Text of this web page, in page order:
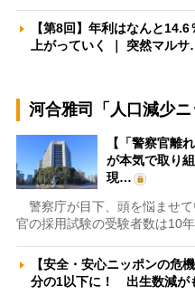
【第8回】年利はなんと
上がっていく ｜ 突然マル
河合雅司「人口減少ニ
【「警察官離
が本気で取り
現…
警察庁が目下、頭を悩ませ
官の採用試験の受験者数は10
【安全・安心ニッポンの危
分の1以下に！ 出生数減